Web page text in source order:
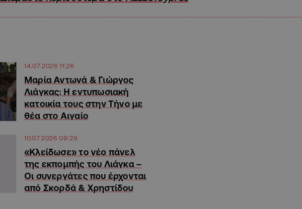
14.07.2026 11:26
Μαρία Αντωνά & Γιώργος
Λιάγκας: Η εντυπωσιακή
κατοικία τους στην Τήνο με
θέα στο Αιγαίο
10.07.2026 09:29
«Κλείδωσε» το νέο πάνελ
της εκπομπής του Λιάγκα –
Οι συνεργάτες που έρχονται
από Σκορδά & Χρηστίδου